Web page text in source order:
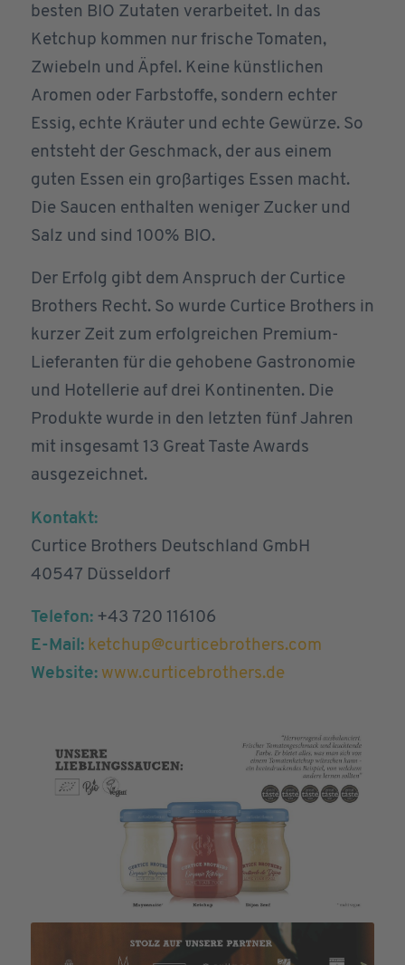
besten BIO Zutaten verarbeitet. In das
Ketchup kommen nur frische Tomaten,
Zwiebeln und Äpfel. Keine künstlichen
Aromen oder Farbstoffe, sondern echter
Essig, echte Kräuter und echte Gewürze. So
entsteht der Geschmack, der aus einem
guten Essen ein großartiges Essen macht.
Die Saucen enthalten weniger Zucker und
Salz und sind 100% BIO.
Der Erfolg gibt dem Anspruch der Curtice
Brothers Recht. So wurde Curtice Brothers in
kurzer Zeit zum erfolgreichen Premium-
Lieferanten für die gehobene Gastronomie
und Hotellerie auf drei Kontinenten. Die
Produkte wurde in den letzten fünf Jahren
mit insgesamt 13 Great Taste Awards
ausgezeichnet.
Kontakt:
Curtice Brothers Deutschland GmbH
40547 Düsseldorf
Telefon:+43 720 116106
E-Mail: ketchup@curticebrothers.com
Website: www.curticebrothers.de